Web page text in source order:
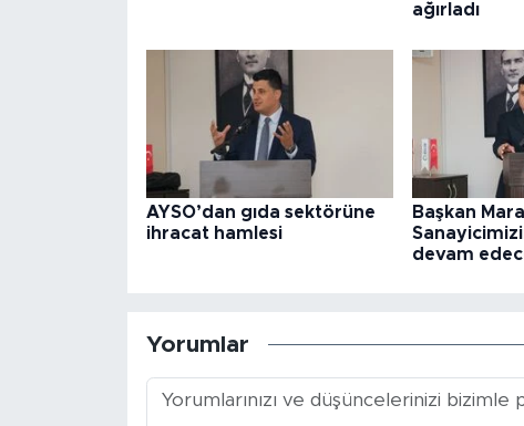
ağırladı
AYSO’dan gıda sektörüne
ihracat hamlesi
Başkan
devam
Yorumlar